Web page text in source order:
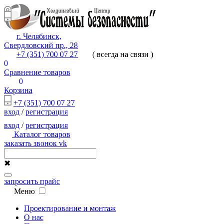
г. Челябинск,
Свердловский пр., 28
+7 (351) 700 07 27
( всегда на связи )
0
Сравнение товаров
0
Корзина
+7 (351) 700 07 27
вход /регистрация
вход /регистрация
Каталог товаров
заказать звонок vk
✖
запросить прайс
Меню
Проектирование и монтаж
О нас